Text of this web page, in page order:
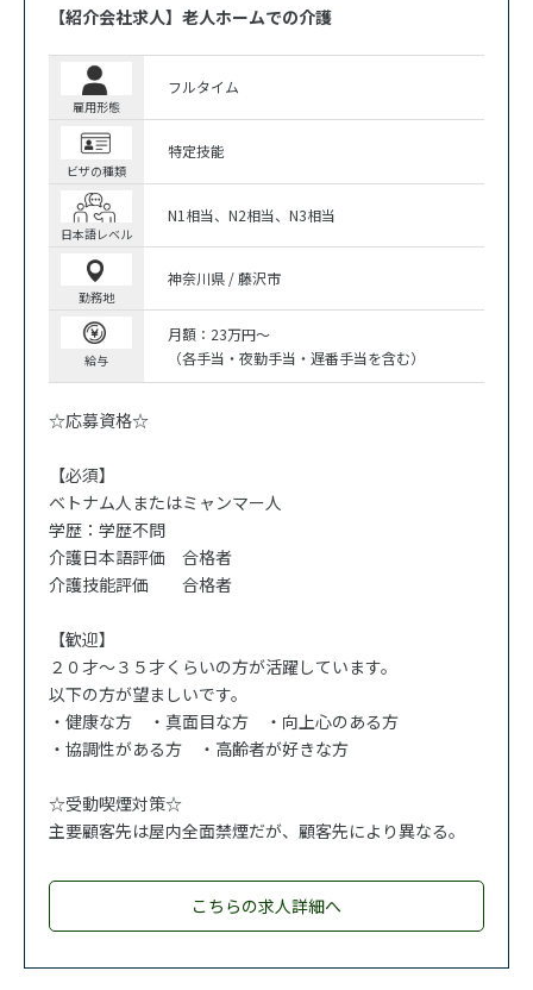
【紹介会社求人】老人ホームでの介護
雇用形態
フルタイム
ビザの種類
特定技能
日本語レベル
N1相当 N2相当 N3相当
勤務地
神奈川県 / 藤沢市
給与
月額：23万円～
（各手当・夜勤手当・遅番手当を含む）
☆応募資格☆
【必須】
ベトナム人またはミャンマー人
学歴：学歴不問
介護日本語評価 合格者
介護技能評価 合格者
【歓迎】
２０才～３５才くらいの方が活躍しています。
以下の方が望ましいです。
・健康な方 ・真面目な方 ・向上心のある方
・協調性がある方 ・高齢者が好きな方
☆受動喫煙対策☆
主要顧客先は屋内全面禁煙だが、顧客先により異なる。
こちらの求人詳細へ